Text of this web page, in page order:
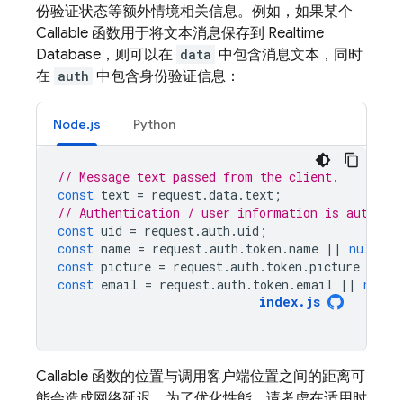
份验证状态等额外情境相关信息。例如，如果某个
Callable 函数用于将文本消息保存到 Realtime
Database ，则可以在 data 中包含消息文本，同时
在 auth 中包含身份验证信息：
Node.js Python
// Message text passed from the client.
const text = request.data. text ;
// Authentication / user information is
const uid = request.auth .uid ;
const name = request.auth . token .name || null
const picture = request.auth . token .picture
const email = request.auth . token . email || null
index. js
Callable 函数的位置与调用客户端位置之间的距离可